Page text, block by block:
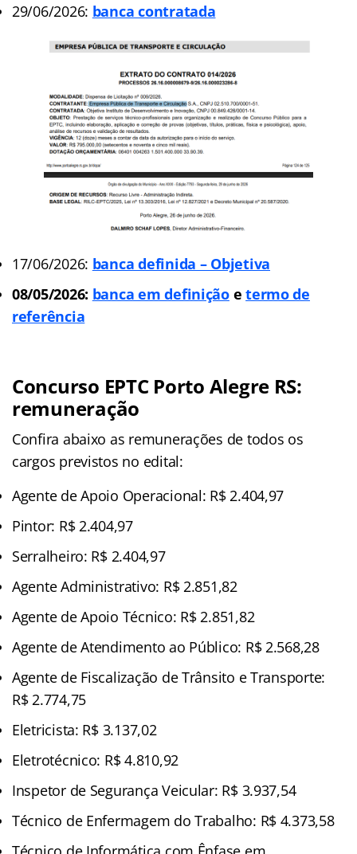
29/06/2026: banca contratada
17/06/2026: banca definida – Objetiva
08/05/2026: banca em definiçãoetermo de
referência
Concurso EPTC Porto Alegre RS:
remuneração
Confira abaixo as remunerações de todos os
cargos previstos no edital:
Agente de Apoio Operacional: R$ 2.404,97
Pintor: R$ 2.404,97
Serralheiro: R$ 2.404,97
Agente Administrativo: R$ 2.851,82
Agente de Apoio Técnico: R$ 2.851,82
Agente de Atendimento ao Público: R$ 2.568,28
Agente de Fiscalização de Trânsito e Transporte:
R$ 2.774,75
Eletricista: R$ 3.137,02
Eletrotécnico: R$ 4.810,92
Inspetor de Segurança Veicular: R$ 3.937,54
Técnico de Enfermagem do Trabalho: R$ 4.373,58